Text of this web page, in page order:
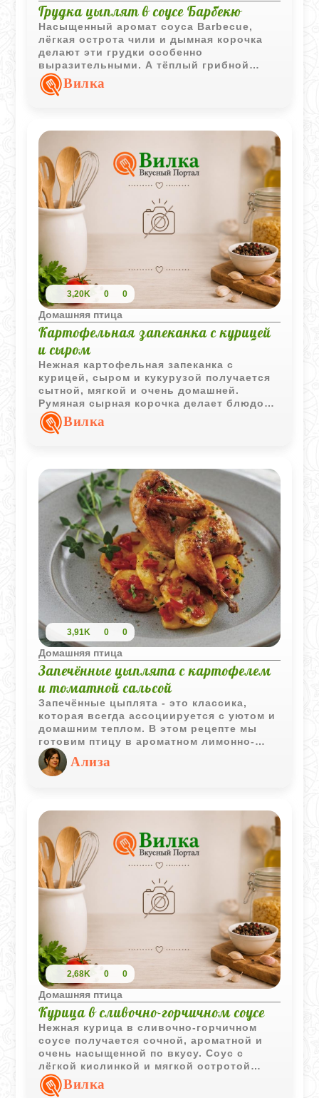
Грудка цыплят в соусе Барбекю
Насыщенный аромат соуса Barbecue,
лёгкая острота чили и дымная корочка
делают эти грудки особенно
выразительными. А тёплый грибной
гарнир со сливками и зеленью добавляет
блюду мягкость и домашный уют.
Вилка
3,20K 0 0
Домашняя птица
Картофельная запеканка с курицей
и сыром
Нежная картофельная запеканка с
курицей, сыром и кукурузой получается
сытной, мягкой и очень домашней.
Румяная сырная корочка делает блюдо
особенно аппетитным.
Вилка
3,91K 0 0
Домашняя птица
Запечённые цыплята с картофелем
и томатной сальсой
Запечённые цыплята - это классика,
которая всегда ассоциируется с уютом и
домашним теплом. В этом рецепте мы
готовим птицу в ароматном лимонно-
чесночном маринаде, а в качестве
гарнира используем картофель и
томаты. Блюдо получается
Ализа
2,68K 0 0
Домашняя птица
Курица в сливочно-горчичном соусе
Нежная курица в сливочно-горчичном
соусе получается сочной, ароматной и
очень насыщенной по вкусу. Соус с
лёгкой кислинкой и мягкой остротой
отлично подчёркивает запечённое мясо
птицы.Вилка